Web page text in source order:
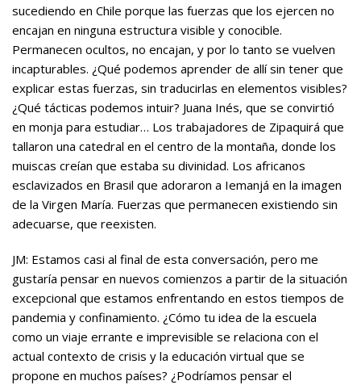
sucediendo en Chile porque las fuerzas que los ejercen no
encajan en ninguna estructura visible y conocible.
Permanecen ocultos, no encajan, y por lo tanto se vuelven
incapturables. ¿Qué podemos aprender de allí sin tener que
explicar estas fuerzas, sin traducirlas en elementos visibles?
¿Qué tácticas podemos intuir? Juana Inés, que se convirtió
en monja para estudiar… Los trabajadores de Zipaquirá que
tallaron una catedral en el centro de la montaña, donde los
muiscas creían que estaba su divinidad. Los africanos
esclavizados en Brasil que adoraron a Iemanjá en la imagen
de la Virgen María. Fuerzas que permanecen existiendo sin
adecuarse, que reexisten.
JM: Estamos casi al final de esta conversación, pero me
gustaría pensar en nuevos comienzos a partir de la situación
excepcional que estamos enfrentando en estos tiempos de
pandemia y confinamiento. ¿Cómo tu idea de la escuela
como un viaje errante e imprevisible se relaciona con el
actual contexto de crisis y la educación virtual que se
propone en muchos países? ¿Podríamos pensar el